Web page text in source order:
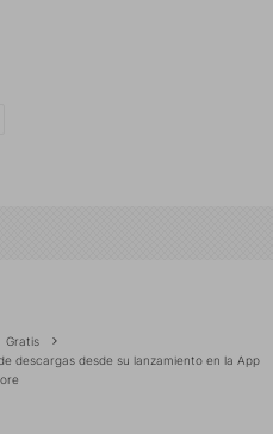
Gratis
descargas desde su lanzamiento en la App